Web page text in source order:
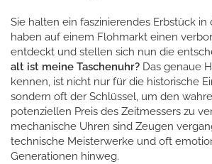
Sie halten ein faszinierendes Erbstück
haben auf einem Flohmarkt einen
entdeckt und stellen sich nun die
alt ist meine Taschenuhr? Das genaue
kennen, ist nicht nur für die historische
sondern oft der Schlüssel, um den
potenziellen Preis des Zeitmessers zu
mechanische Uhren sind Zeugen
technische Meisterwerke und oft
Generationen hinweg.